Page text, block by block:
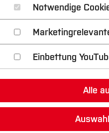
einer Demenz –
und
von Menschen mit
Notwendige
Einbettung
Alle